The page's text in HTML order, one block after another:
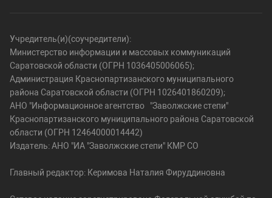
Учредитель(и)(соучредители):
Министерство информации и массовых коммуникаций
Саратовской области (ОГРН 1036405006065);
Администрация Краснопартизанского муниципального
района Саратовской области (ОГРН 1026401860209);
АНО "Информационное агентство "Заволжские степи"
Краснопартизанского муниципального района Саратовской
области (ОГРН 12464000014442)
Издатель: АНО "ИА "Заволжские степи" КМР СО
Главный редактор: Керимова Наталия Фируддиновна